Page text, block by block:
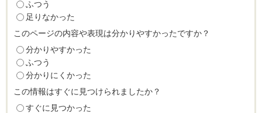
ふつう
足りなかった
このページの内容や表現は分かりやすかったですか？
分かりやすかった
ふつう
分かりにくかった
この情報はすぐに見つけられましたか？
すぐに見つかった